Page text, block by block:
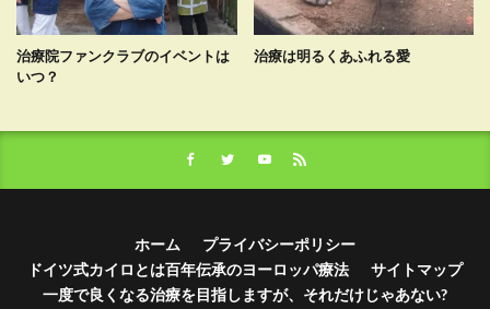
治療院ファンクラブのイベントは
いつ？
治療は明るくあふれる愛
ホーム
プライバシーポリシー
ドイツ式カイロとは百年伝承のヨーロッパ療法
サイトマップ
一度で良くなる治療を目指しますが、それだけじゃあない?